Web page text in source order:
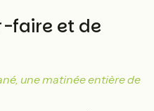
faire et de
une matinée entière de